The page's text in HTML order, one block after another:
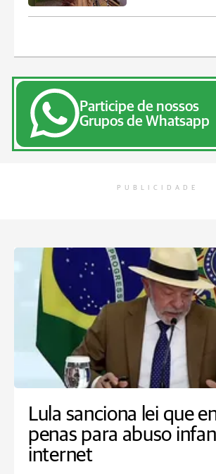
Participe de nossos
Grupos de Whatsapp
PUBLICIDADE
Lula sanciona lei que
penas para abuso
internet